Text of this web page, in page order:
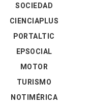
SOCIEDAD
CIENCIAPLUS
PORTALTIC
EPSOCIAL
MOTOR
TURISMO
NOTIMÉRICA